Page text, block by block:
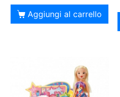
Aggiungi al carrello